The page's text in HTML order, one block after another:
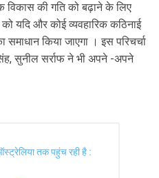
विकास की गति को बढ़ाने के लिए
यदि और कोई व्यवहारिक कठिनाई
किया जाएगा । इस परिचर्चा
सुनील सर्राफ ने भी अपने -अपने
तक पहुंच रही है :